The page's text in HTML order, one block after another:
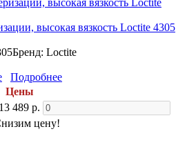
высокая вязкость Loctite 4305
Бренд: Loctite
Подробнее
Цены
13 489 р.
цену!